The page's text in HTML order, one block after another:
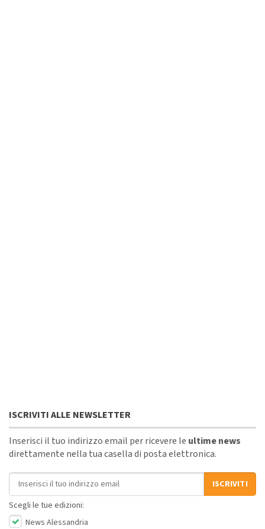
ISCRIVITI ALLE NEWSLETTER
Inserisci il tuo indirizzo email per ricevere le ultime news
direttamente nella tua casella di posta elettronica.
Indirizzo email
ISCRIVITI
Scegli le tue edizioni:
News Alessandria